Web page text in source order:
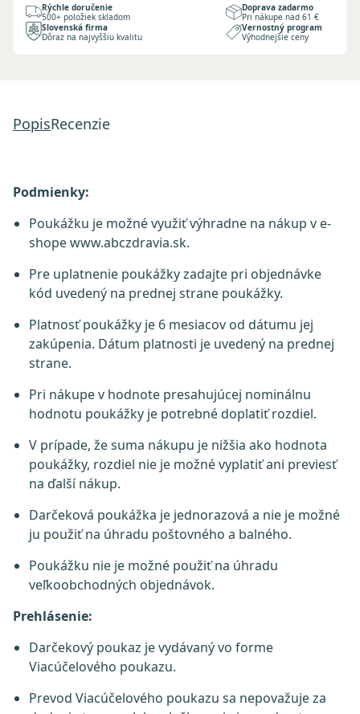
Rýchle doručenie
500+ položiek skladom
Doprava zadarmo
Pri nákupe nad 61 €
Slovenská firma
Dôraz na najvyššiu kvalitu
Vernostný program
Výhodnejšie ceny
PopisRecenzie
Podmienky:
Poukážku je možné využiť výhradne na nákup v e-
shopewww.abczdravia.sk.
Pre uplatnenie poukážky zadajte pri objednávke
kód uvedený na prednej strane poukážky.
Platnosť poukážky je 6 mesiacov od dátumu jej
zakúpenia. Dátum platnosti je uvedený na prednej
strane.
Pri nákupe v hodnote presahujúcej nominálnu
hodnotu poukážky je potrebné doplatiť rozdiel.
V prípade, že suma nákupu je nižšia ako hodnota
poukážky, rozdiel nie je možné vyplatiť ani previesť
na ďalší nákup.
Darčeková poukážka je jednorazová a nie je možné
ju použiť na úhradu poštovného a balného.
Poukážku nie je možné použiť na úhradu
veľkoobchodných objednávok.
Prehlásenie:
Darčekový poukaz je vydávaný vo forme
Viacúčelového poukazu.
Prevod Viacúčelového poukazu sa nepovažuje za